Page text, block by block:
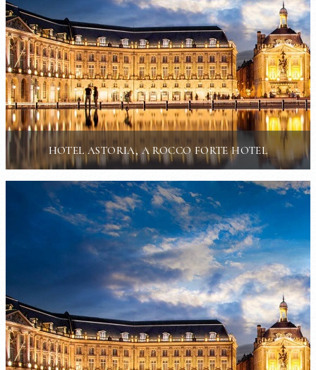
HOTEL ASTORIA, A ROCCO FORTE HOTEL